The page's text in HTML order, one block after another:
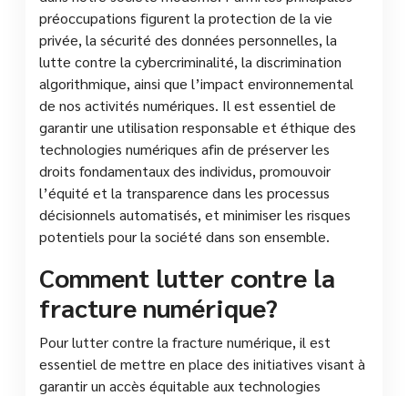
préoccupations figurent la protection de la vie
privée, la sécurité des données personnelles, la
lutte contre la cybercriminalité, la discrimination
algorithmique, ainsi que l’impact environnemental
de nos activités numériques. Il est essentiel de
garantir une utilisation responsable et éthique des
technologies numériques afin de préserver les
droits fondamentaux des individus, promouvoir
l’équité et la transparence dans les processus
décisionnels automatisés, et minimiser les risques
potentiels pour la société dans son ensemble.
Comment lutter contre la
fracture numérique?
Pour lutter contre la fracture numérique, il est
essentiel de mettre en place des initiatives visant à
garantir un accès équitable aux technologies